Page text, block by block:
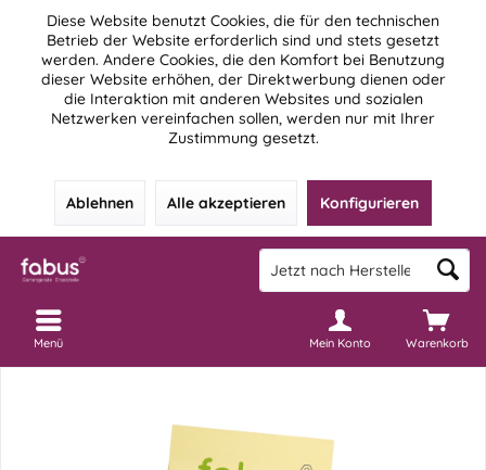
Diese Website benutzt Cookies, die für den technischen
Betrieb der Website erforderlich sind und stets gesetzt
werden. Andere Cookies, die den Komfort bei Benutzung
dieser Website erhöhen, der Direktwerbung dienen oder
die Interaktion mit anderen Websites und sozialen
Netzwerken vereinfachen sollen, werden nur mit Ihrer
Zustimmung gesetzt.
Ablehnen Alle akzeptieren Konfigurieren
Warenkorb
Mein Konto
Menü